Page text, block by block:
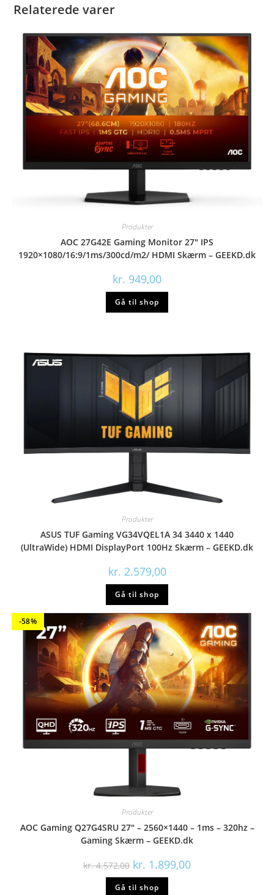
Relaterede varer
Produkter
AOC 27G42E Gaming Monitor 27″ IPS
1920×1080/16:9/1ms/300cd/m2/ HDMI Skærm – GEEKD.dk
kr. 949,00
Gå til shop
Produkter
ASUS TUF Gaming VG34VQEL1A 34 3440 x 1440
(UltraWide) HDMI DisplayPort 100Hz Skærm – GEEKD.dk
kr. 2.579,00
Gå til shop
-58%
Produkter
AOC Gaming Q27G4SRU 27″ – 2560×1440 – 1ms – 320hz –
Gaming Skærm – GEEKD.dk
kr.4.572,00 Den
oprindelige
pris
var:
kr. 1.899,00Den
Gå til shop